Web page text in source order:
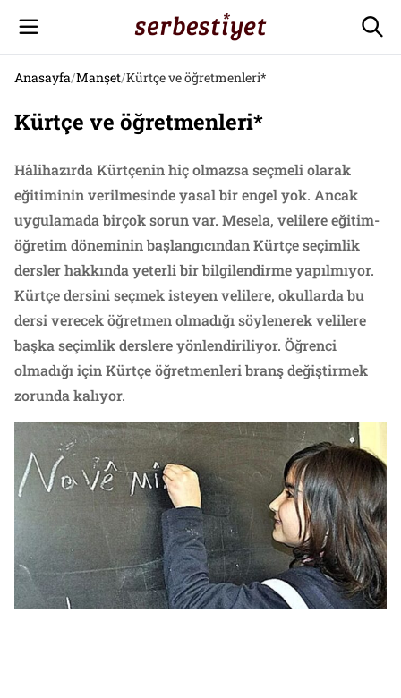
Anasayfa/Manşet/Kürtçe ve öğretmenleri*
Kürtçe ve öğretmenleri*
Hâlihazırda Kürtçenin hiç olmazsa seçmeli olarak
eğitiminin verilmesinde yasal bir engel yok. Ancak
uygulamada birçok sorun var. Mesela, velilere eğitim-
öğretim döneminin başlangıcından Kürtçe seçimlik
dersler hakkında yeterli bir bilgilendirme yapılmıyor.
Kürtçe dersini seçmek isteyen velilere, okullarda bu
dersi verecek öğretmen olmadığı söylenerek velilere
başka seçimlik derslere yönlendiriliyor. Öğrenci
olmadığı için Kürtçe öğretmenleri branş değiştirmek
zorunda kalıyor.